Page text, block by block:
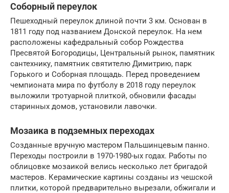
Соборный переулок
Пешеходный переулок длиной почти 3 км. Основан в
1811 году под названием Донской переулок. На нем
расположены кафедральный собор Рождества
Пресвятой Богородицы, Центральный рынок, памятник
сантехнику, памятник святителю Димитрию, парк
Горького и Соборная площадь. Перед проведением
чемпионата мира по футболу в 2018 году переулок
выложили тротуарной плиткой, обновили фасады
старинных домов, установили лавочки.
Мозаика в подземных переходах
Созданные вручную мастером Пальшинцевым панно.
Переходы построили в 1970-1980-ых годах. Работы по
облицовке мозаикой велись несколько лет бригадой
мастеров. Керамические картины созданы из чешской
плитки, которой предварительно вырезали, обжигали и